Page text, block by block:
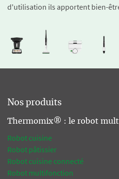
d'utilisation ils apportent bien-
Nos produits
Thermomix® : le robot
Robot cuisine
Robot pâtissier
Robot cuisine connecté
Robot multifonction